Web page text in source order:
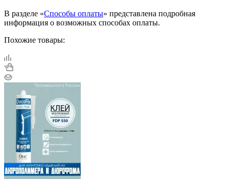
В разделе «Способы оплаты» представлена подробная
информация о возможных способах оплаты.
Похожие товары: